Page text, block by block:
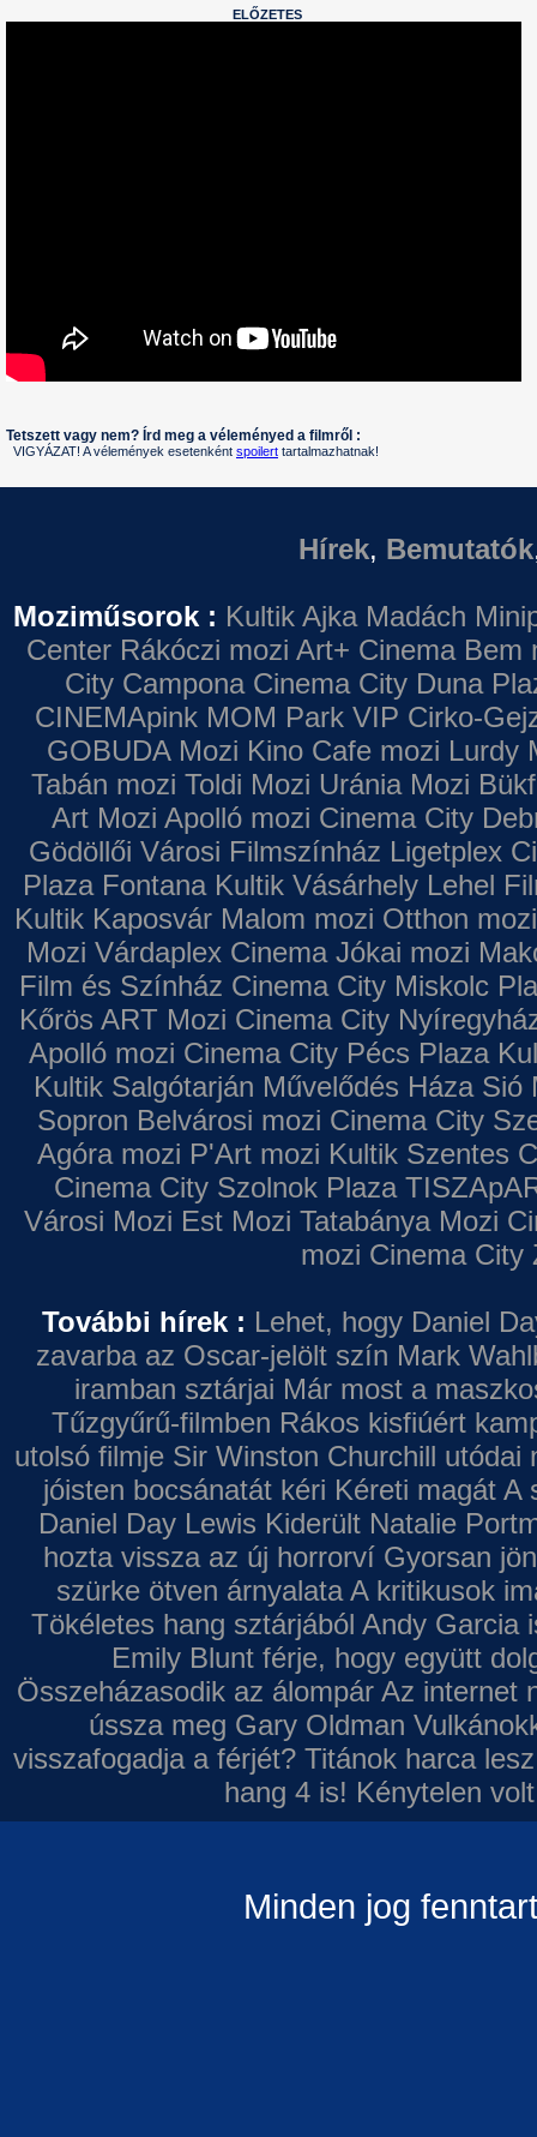
ELŐZETES
Tetszett vagy nem? Írd meg a véleményed a filmről :
VIGYÁZAT! A vélemények esetenként spoilert tartalmazhatnak!
Hírek, Bemutatók
Moziműsorok : Kultik Ajka Madách
Center Rákóczi mozi Art+ Cinema Bem
City Campona Cinema City Duna
CINEMApink MOM Park VIP Cirko-
GOBUDA Mozi Kino Cafe mozi Lurdy
Tabán mozi Toldi Mozi Uránia Mozi
Art Mozi Apolló mozi Cinema City
Gödöllői Városi Filmszínház Ligetplex
Plaza Fontana Kultik Vásárhely Lehel
Kultik Kaposvár Malom mozi Otthon mozi
Mozi Várdaplex Cinema Jókai mozi
Film és Színház Cinema City Miskolc
Kőrös ART Mozi Cinema City
Apolló mozi Cinema City Pécs Plaza
Kultik Salgótarján Művelődés Háza Sió
Sopron Belvárosi mozi Cinema City
Agóra mozi P'Art mozi Kultik Szentes
Cinema City Szolnok Plaza
Városi Mozi Est Mozi Tatabánya Mozi
mozi Cinema City
További hírek : Lehet, hogy Daniel
zavarba az Oscar-jelölt szín Mark
iramban sztárjai Már most a
Tűzgyűrű-filmben Rákos kisfiúért
utolsó filmje Sir Winston Churchill utódai
jóisten bocsánatát kéri Kéreti magát A
Daniel Day Lewis Kiderült Natalie
hozta vissza az új horrorví Gyorsan
szürke ötven árnyalata A kritikusok
Tökéletes hang sztárjából Andy Garcia
Emily Blunt férje, hogy együtt
Összeházasodik az álompár Az internet
ússza meg Gary Oldman
visszafogadja a férjét? Titánok harca
hang 4 is! Kénytelen
Minden jog